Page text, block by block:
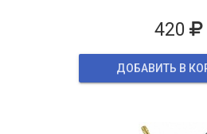
420
ДОБАВИТЬ В